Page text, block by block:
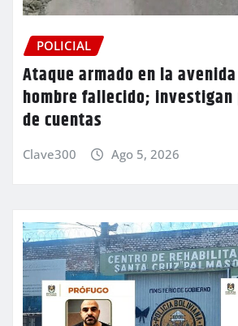
POLICIAL
Ataque armado en la
hombre fallecido;
de cuentas
Clave300 Ago 5, 2026